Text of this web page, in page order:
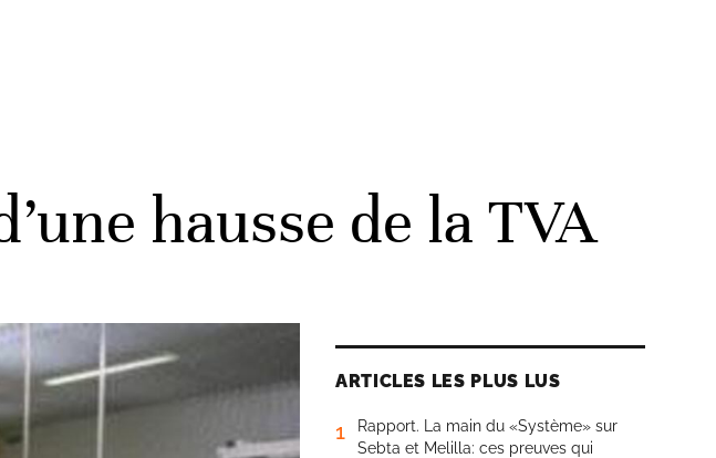
hausse de la TVA
ARTICLES LES PLUS LUS
1
Rapport. La main du «Système» sur
Sebta et Melilla: ces preuves qui